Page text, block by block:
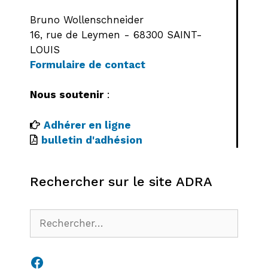
Bruno Wollenschneider
16, rue de Leymen - 68300 SAINT-
LOUIS
Formulaire de contact
Nous soutenir:
Adhérer en ligne
bulletin d'adhésion
Rechercher sur le site ADRA
Facebook